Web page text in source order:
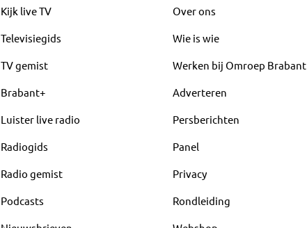
Kijk live TV
Televisiegids
TV gemist
Brabant+
Luister live radio
Radiogids
Radio gemist
Podcasts
Over ons
Wie is wie
Werken bij Omroep Brabant
Adverteren
Persberichten
Panel
Privacy
Rondleiding